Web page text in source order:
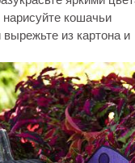
нарисуйте кошачьи
из картона и